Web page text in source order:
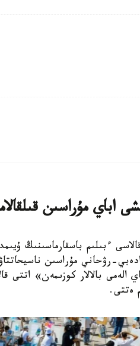
رۋحاني مۇراسىن
الەمى بالالار كوزىمەن» اتتى
ەتتى.